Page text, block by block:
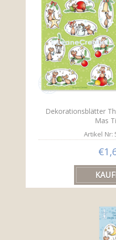
Dekorationsblätter
Mas
Artikel Nr: